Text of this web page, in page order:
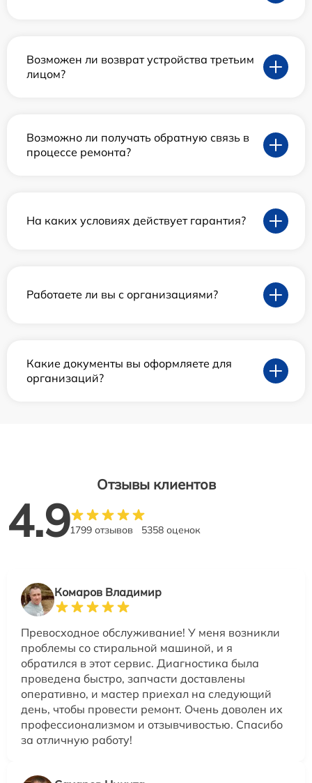
Возможен ли возврат устройства третьим
лицом?
Возможно ли получать обратную связь в
процессе ремонта?
На каких условиях действует гарантия?
Работаете ли вы с организациями?
Какие документы вы оформляете для
организаций?
Отзывы клиентов
4.91799 отзывов 5358 оценок
Комаров Владимир
Превосходное обслуживание! У меня возникли
проблемы со стиральной машиной, и я
обратился в этот сервис. Диагностика была
проведена быстро, запчасти доставлены
оперативно, и мастер приехал на следующий
день, чтобы провести ремонт. Очень доволен их
профессионализмом и отзывчивостью. Спасибо
за отличную работу!